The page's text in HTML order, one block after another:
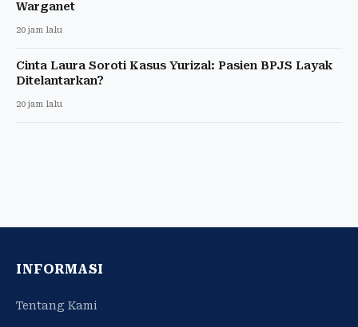
Warganet
20 jam lalu
Cinta Laura Soroti Kasus Yurizal: Pasien BPJS Layak
Ditelantarkan?
20 jam lalu
INFORMASI
Tentang Kami